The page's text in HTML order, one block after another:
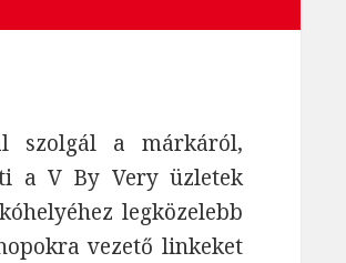
szolgál a márkáról,
a V By Very üzletek
legközelebb
vezető linkeket